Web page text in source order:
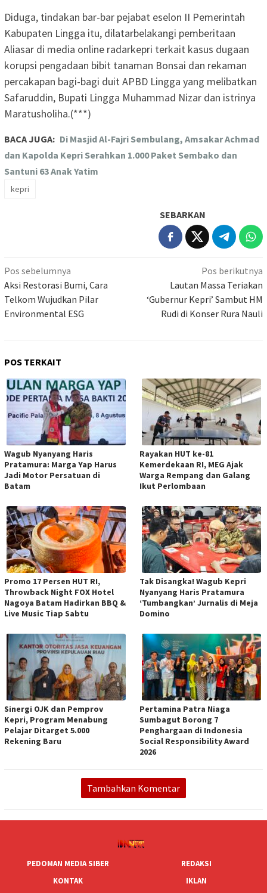
Diduga, tindakan bar-bar pejabat eselon II Pemerintah
Kabupaten Lingga itu, dilatarbelakangi pemberitaan
Aliasar di media online radarkepri terkait kasus dugaan
korupsi pengadaan bibit tanaman Bonsai dan rekaman
percakapan bagi-bagi duit APBD Lingga yang melibatkan
Safaruddin, Bupati Lingga Muhammad Nizar dan istrinya
Maratusholiha.(***)
BACA JUGA: Di Masjid Al-Fajri Sembulang, Amsakar Achmad
dan Kapolda Kepri Serahkan 1.000 Paket Sembako dan
Santuni 63 Anak Yatim
kepri
SEBARKAN
Navigasi
pos
Pos sebelumnya
Aksi Restorasi Bumi, Cara
Telkom Wujudkan Pilar
Environmental ESG
Pos berikutnya
Lautan Massa Teriakan
‘Gubernur Kepri’ Sambut HM
Rudi di Konser Rura Nauli
POS TERKAIT
Wagub Nyanyang Haris
Pratamura: Marga Yap Harus
Jadi Motor Persatuan di
Batam
Rayakan HUT ke-81
Kemerdekaan RI, MEG Ajak
Warga Rempang dan Galang
Ikut Perlombaan
Promo 17 Persen HUT RI,
Throwback Night FOX Hotel
Nagoya Batam Hadirkan BBQ &
Live Music Tiap Sabtu
Tak Disangka! Wagub Kepri
Nyanyang Haris Pratamura
‘Tumbangkan’ Jurnalis di Meja
Domino
Sinergi OJK dan Pemprov
Kepri, Program Menabung
Pelajar Ditarget 5.000
Rekening Baru
Pertamina Patra Niaga
Sumbagut Borong 7
Penghargaan di Indonesia
Social Responsibility Award
2026
Tambahkan Komentar
PEDOMAN MEDIA SIBER
REDAKSI
KONTAK
IKLAN